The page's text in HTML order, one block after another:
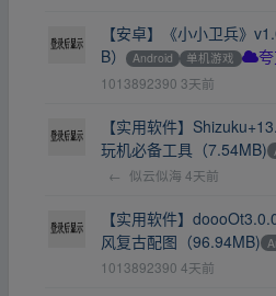
【安卓】《小小卫兵》
B）
Android 单机游戏 夸
1013892390 3天前
【实用软件】
玩机必备工具（7.54MB)
← 似云似海 4天前
【实用软件】
风复古配图（96.94MB)
1013892390 4天前